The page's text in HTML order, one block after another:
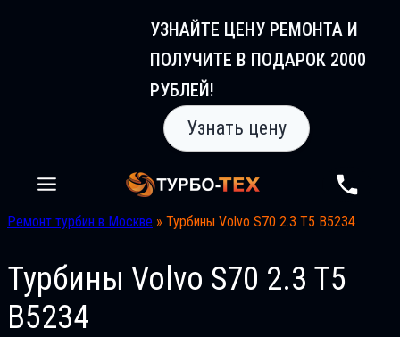
УЗНАЙТЕ ЦЕНУ РЕМОНТА И
ПОЛУЧИТЕ В ПОДАРОК 2000
РУБЛЕЙ!
Узнать цену
Ремонт турбин в Москве » Турбины Volvo S70 2.3 T5 B5234
Турбины Volvo S70 2.3 T5
B5234